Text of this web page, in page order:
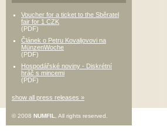
Voucher for a ticket to the Sběratel
fair for 1 CZK
(PDF)
Článek o Petru Kovaljovovi na
MünzenWoche
(PDF)
Hospodářské noviny - Diskrétní
hráč s mincemi
(PDF)
show all press releases »
© 2008 NUMFIL , All rights reserved.